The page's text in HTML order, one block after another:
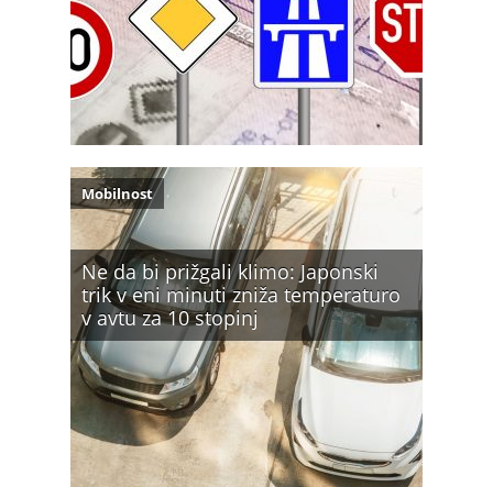
Ne da bi prižgali klimo: Japonski
trik v eni minuti zniža temperaturo
v avtu za 10 stopinj
Mobilnost